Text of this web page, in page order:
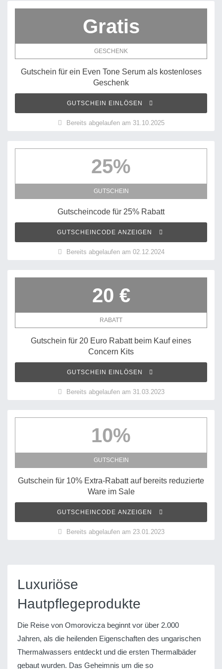
Gratis
GESCHENK
Gutschein für ein Even Tone Serum als kostenloses
Geschenk
GUTSCHEIN EINLÖSEN
Bereits abgelaufen am 31.10.2025
25%
GUTSCHEIN
Gutscheincode für 25% Rabatt
GUTSCHEINCODE ANZEIGEN
Bereits abgelaufen am 02.12.2024
20 €
RABATT
Gutschein für 20 Euro Rabatt beim Kauf eines
Concern Kits
GUTSCHEIN EINLÖSEN
Bereits abgelaufen am 31.03.2023
10%
GUTSCHEIN
Gutschein für 10% Extra-Rabatt auf bereits reduzierte
Ware im Sale
GUTSCHEINCODE ANZEIGEN
Bereits abgelaufen am 23.01.2023
Luxuriöse
Hautpflegeprodukte
Die Reise von Omorovicza beginnt vor über 2.000
Jahren, als die heilenden Eigenschaften des ungarischen
Thermalwassers entdeckt und die ersten Thermalbäder
gebaut wurden. Das Geheimnis um die so